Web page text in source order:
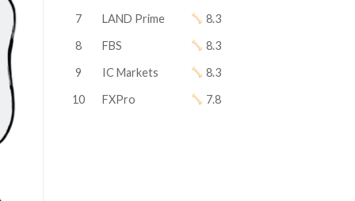
7
LAND Prime
8.3
8
FBS
8.3
9
IC Markets
8.3
10
FXPro 7.8